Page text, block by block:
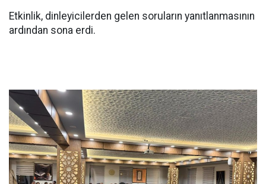
Etkinlik, dinleyicilerden gelen soruların yanıtlanmasının
ardından sona erdi.